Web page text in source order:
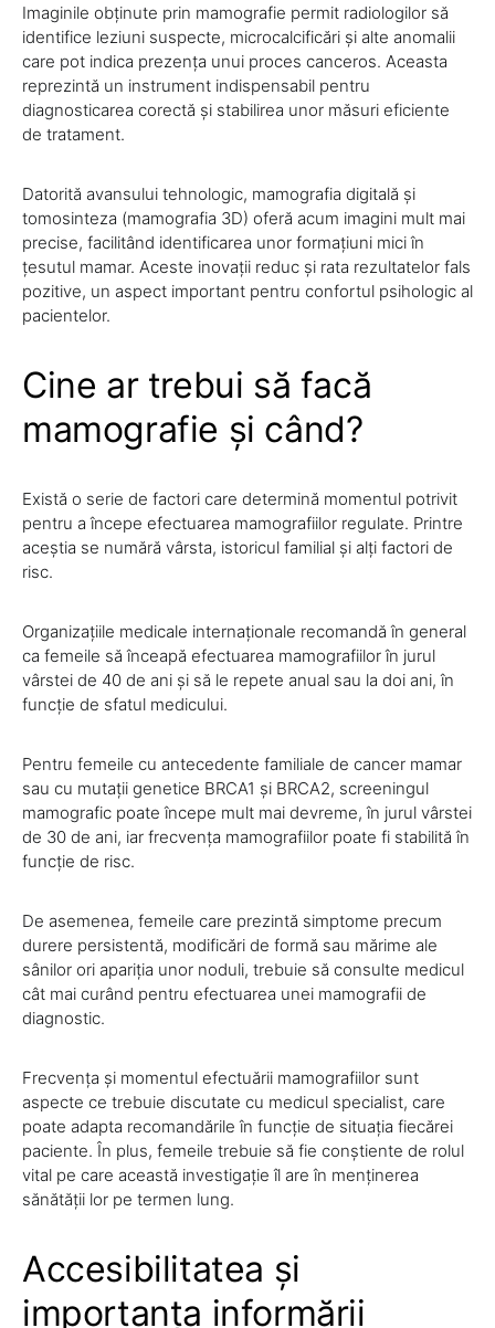
Imaginile obținute prin mamografie permit radiologilor să
identifice leziuni suspecte, microcalcificări și alte anomalii
care pot indica prezența unui proces canceros. Aceasta
reprezintă un instrument indispensabil pentru
diagnosticarea corectă și stabilirea unor măsuri eficiente
de tratament.
Datorită avansului tehnologic, mamografia digitală și
tomosinteza (mamografia 3D) oferă acum imagini mult mai
precise, facilitând identificarea unor formațiuni mici în
țesutul mamar. Aceste inovații reduc și rata rezultatelor fals
pozitive, un aspect important pentru confortul psihologic al
pacientelor.
Cine ar trebui să facă
mamografie și când?
Există o serie de factori care determină momentul potrivit
pentru a începe efectuarea mamografiilor regulate. Printre
aceștia se numără vârsta, istoricul familial și alți factori de
risc.
Organizațiile medicale internaționale recomandă în general
ca femeile să înceapă efectuarea mamografiilor în jurul
vârstei de 40 de ani și să le repete anual sau la doi ani, în
funcție de sfatul medicului.
Pentru femeile cu antecedente familiale de cancer mamar
sau cu mutații genetice BRCA1 și BRCA2, screeningul
mamografic poate începe mult mai devreme, în jurul vârstei
de 30 de ani, iar frecvența mamografiilor poate fi stabilită în
funcție de risc.
De asemenea, femeile care prezintă simptome precum
durere persistentă, modificări de formă sau mărime ale
sânilor ori apariția unor noduli, trebuie să consulte medicul
cât mai curând pentru efectuarea unei mamografii de
diagnostic.
Frecvența și momentul efectuării mamografiilor sunt
aspecte ce trebuie discutate cu medicul specialist, care
poate adapta recomandările în funcție de situația fiecărei
paciente. În plus, femeile trebuie să fie conștiente de rolul
vital pe care această investigație îl are în menținerea
sănătății lor pe termen lung.
Accesibilitatea și
importanța informării